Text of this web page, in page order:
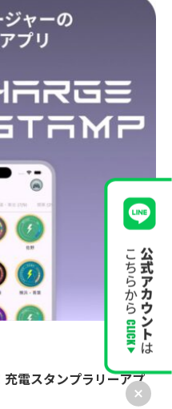
電スタンプラリーアプ